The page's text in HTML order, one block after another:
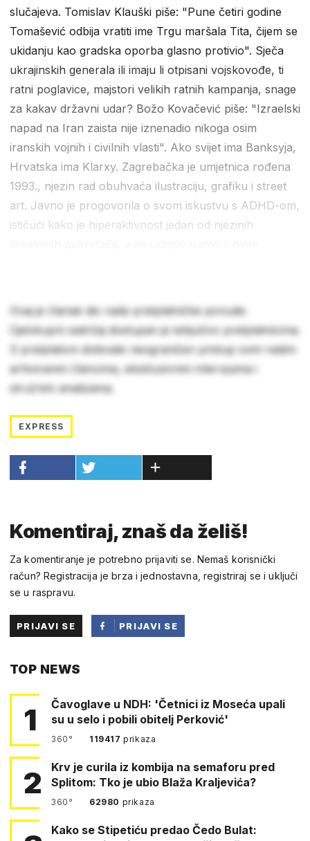
slučajeva. Tomislav Klauški piše: "Pune četiri godine
Tomašević odbija vratiti ime Trgu maršala Tita, čijem se
ukidanju kao gradska oporba glasno protivio". Sječa
ukrajinskih generala ili imaju li otpisani vojskovođe, ti
ratni poglavice, majstori velikih ratnih kampanja, snage
za kakav državni udar? Božo Kovačević piše: "Izraelski
napad na Iran zaista nije iznenadio nikoga osim
iranskih vojnih i civilnih vlasti". Ako svijet ima Banksyja,
Hrvatska ima Klarxy. Zagrebačka je umjetnica rođena
1993., njezin rad obuhvaća ilustraciju, grafiku i street
art. Javno je progovorila o svom iskustvu s ADHD-om,
ističući kako je hiperaktivnost jedan od njezinih
Ovaj je članak dio naše pretplatničke ponude.
Cjelokupni sadržaj dostupan je isključivo pretplatnicima.
S pretplatom dobivate neograničen pristup svim našim
arhiviranim člancima, ekskluzivnim intervjuima i
stručnim analizama.
EXPRESS
Komentiraj, znaš da želiš!
Za komentiranje je potrebno prijaviti se. Nemaš korisnički
račun? Registracija je brza i jednostavna, registriraj se i uključi
se u raspravu.
PRIJAVI SE
PRIJAVI SE
TOP NEWS
1
Čavoglave u NDH: 'Četnici iz Moseća upali
su u selo i pobili obitelj Perković'
360° 119417prikaza
2
Krv je curila iz kombija na semaforu pred
Splitom: Tko je ubio Blaža Kraljevića?
360° 62980 prikaza
Kako se Stipetiću predao Čedo Bulat: